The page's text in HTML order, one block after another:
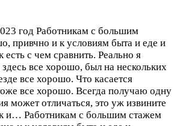
год Работникам с большим
привчно и к условиям быта и еде и
с чем сравнить. Реально я
все хорошо, был на нескольких
все хорошо. Что касается
все хорошо. Всегда получаю одну
может отличаться, это уж извините
и… Работникам с большим стажем